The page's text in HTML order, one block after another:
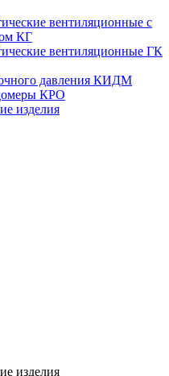
вентиляционные с
КГ
вентиляционные ГК
давления КИДМ
КРО
изделия
изделия